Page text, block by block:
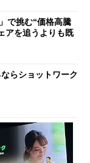
で挑む“価格高騰
アを追うよりも既
らショットワーク